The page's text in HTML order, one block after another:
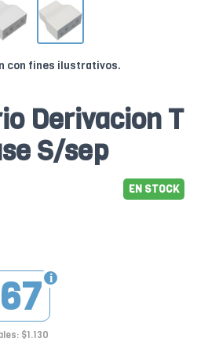
con fines ilustrativos.
Derivacion T
S/sep
EN STOCK
$1.130